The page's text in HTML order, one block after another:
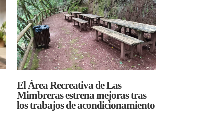
El Área Recreativa de Las
Mimbreras estrena mejoras tras
los trabajos de acondicionamiento